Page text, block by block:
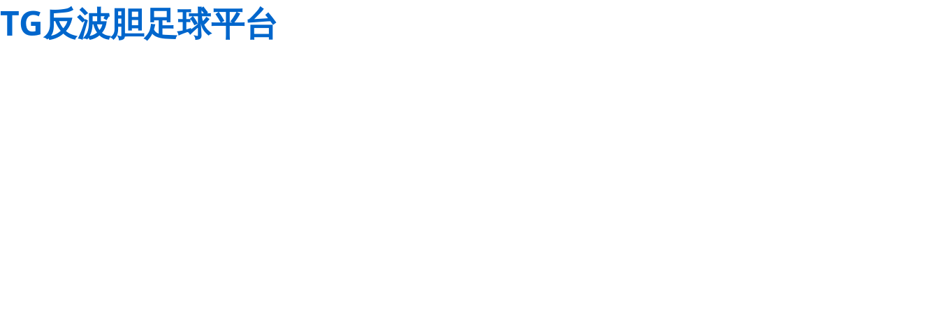
TG反波胆足球平台